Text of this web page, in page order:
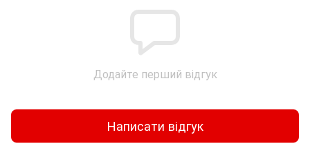
Додайте перший відгук
Написати відгук